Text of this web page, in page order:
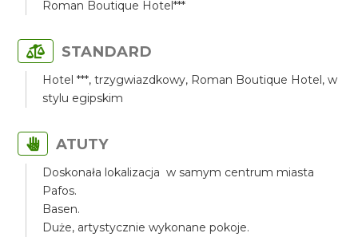
Roman Boutique Hotel***
STANDARD
Hotel ***, trzygwiazdkowy, Roman Boutique Hotel, w
stylu egipskim
ATUTY
Doskonała lokalizacja w samym centrum miasta
Pafos.
Basen.
Duże, artystycznie wykonane pokoje.